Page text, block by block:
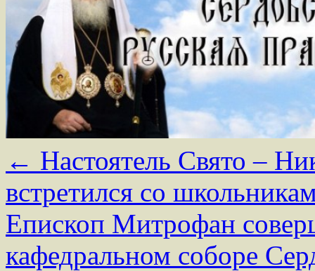
← Настоятель Свято –
встретился со
Епископ Митрофан
кафедральном соборе